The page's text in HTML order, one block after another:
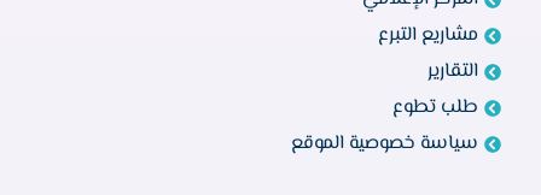
مشاريع التبرع
التقارير
طلب تطوع
سياسة خصوصية الموقع